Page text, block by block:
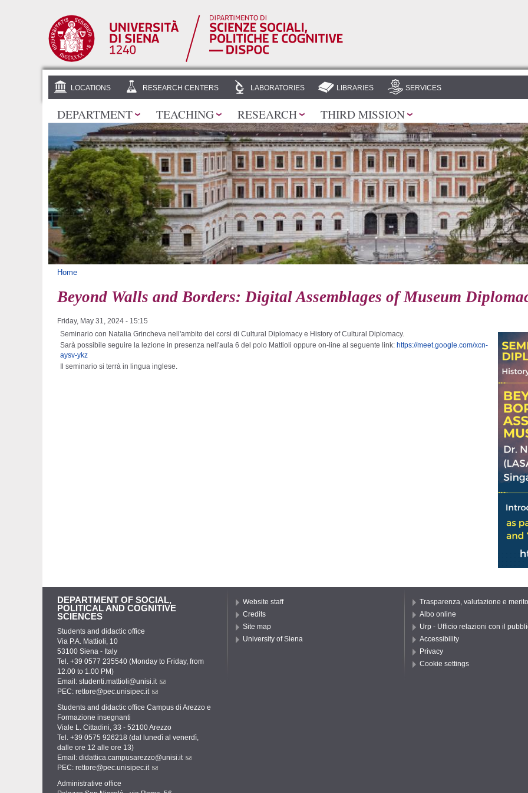
LOCATIONS RESEARCH CENTERS LABORATORIES LIBRARIES SERVICES
DEPARTMENT TEACHING RESEARCH THIRD MISSION
You are here
Home
Beyond Walls and Borders: Digital Assemblages of Museum
Friday, May 31, 2024 - 15:15
Seminario con Natalia Grincheva nell'ambito dei corsi di Cultural Diplomacy e History of Cultural Diplomacy.
Sarà possibile seguire la lezione in presenza nell'aula 6 del polo Mattioli oppure on-line al seguente link: https://meet.google.com/xcn-
aysv-ykz
Il seminario si terrà in lingua inglese.
DEPARTMENT OF SOCIAL,
POLITICAL AND COGNITIVE
SCIENCES
Students and didactic office
Via P.A. Mattioli, 10
53100 Siena - Italy
Tel. +39 0577 235540 (Monday to Friday, from
12.00 to 1.00 PM)
Email: studenti.mattioli@unisi.it
PEC: rettore@pec.unisipec.it
Students and didactic office Campus di Arezzo e
Formazione insegnanti
Viale L. Cittadini, 33 - 52100 Arezzo
Tel. +39 0575 926218 (dal lunedì al venerdì,
dalle ore 12 alle ore 13)
Email: didattica.campusarezzo@unisi.it
PEC: rettore@pec.unisipec.it
Administrative office
Website staff
Credits
Site map
University of Siena
Trasparenza, valutazione e merito
Albo online
Urp - Ufficio relazioni con il
Accessibility
Privacy
Cookie settings